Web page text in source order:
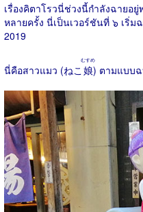
เรื่องคิตาโรวนี่ช่วงนี้กำลังฉายอ
หลายครั้ง นี่เป็นเวอร์ชันที่ ๖ เริ่ม
2019
นี่คือสาวแมว (ねこ 娘
むすめ
) ตามแบบ